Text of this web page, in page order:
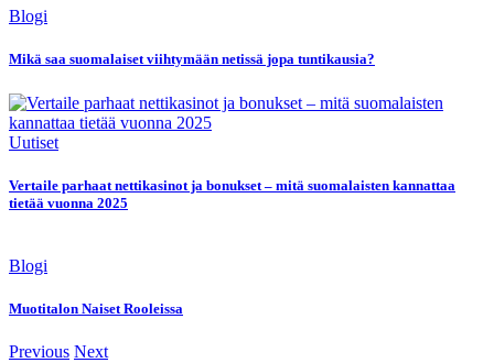
Blogi
Mikä saa suomalaiset viihtymään netissä jopa tuntikausia?
Uutiset
Vertaile parhaat nettikasinot ja bonukset – mitä suomalaisten kannattaa
tietää vuonna 2025
Blogi
Muotitalon Naiset Rooleissa
Previous Next